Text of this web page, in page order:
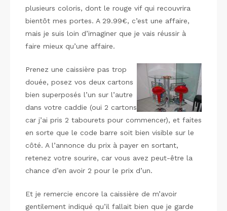
plusieurs coloris, dont le rouge vif qui recouvrira
bientôt mes portes. A 29.99€, c’est une affaire,
mais je suis loin d’imaginer que je vais réussir à
faire mieux qu’une affaire.
Prenez une caissière pas trop
douée, posez vos deux cartons
bien superposés l’un sur l’autre
dans votre caddie (oui 2 cartons
car j’ai pris 2 tabourets pour commencer), et faites
en sorte que le code barre soit bien visible sur le
côté. A l’annonce du prix à payer en sortant,
retenez votre sourire, car vous avez peut-être la
chance d’en avoir 2 pour le prix d’un.
Et je remercie encore la caissière de m’avoir
gentilement indiqué qu’il fallait bien que je garde